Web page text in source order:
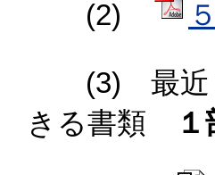
(2)
(3) 最近３
きる書類